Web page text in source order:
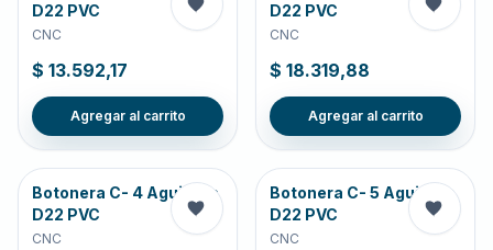
D22 PVC
CNC
$ 13.592,17
Agregar al carrito
D22 PVC
CNC
$ 18.319,88
Agregar al carrito
Botonera C- 4 Agujeros
D22 PVC
CNC
Botonera C- 5 Agujeros
D22 PVC
CNC